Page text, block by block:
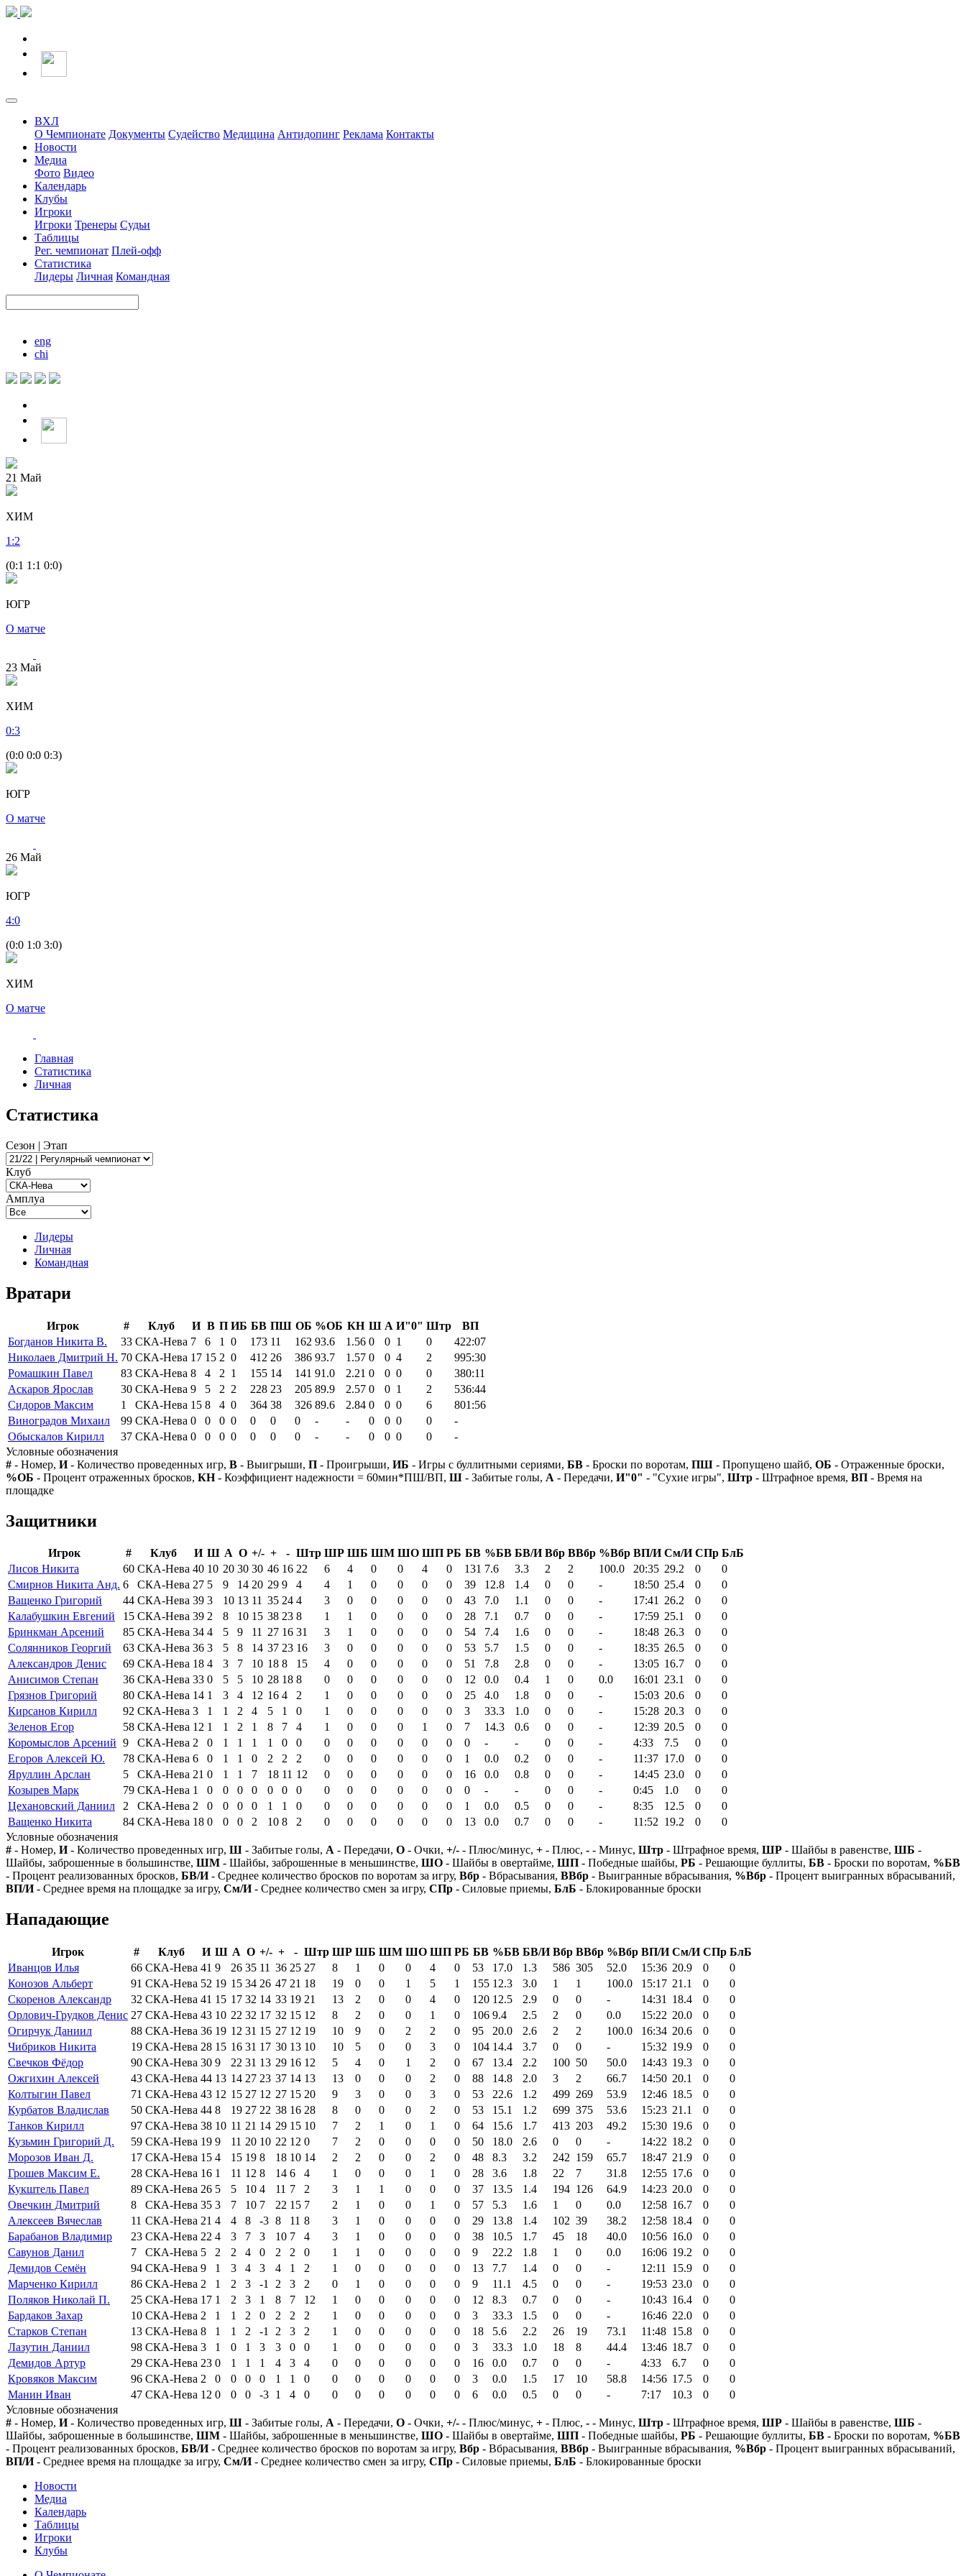
ВХЛ
О Чемпионате Документы Судейство Медицина Антидопинг Реклама Контакты
Новости
Медиа
Фото Видео
Календарь
Клубы
Игроки
Игроки Тренеры Судьи
Таблицы
Рег. чемпионат Плей-офф
Статистика
Лидеры Личная Командная
eng
chi
21 Май
ХИМ
1 :2
(0:1 1:1 0:0)
ЮГР
О матче
23 Май
ХИМ
0:3
(0:0 0:0 0:3)
ЮГР
О матче
26 Май
ЮГР
4:0
(0:0 1:0 3:0)
ХИМ
О матче
Главная
Статистика
Личная
Статистика
Сезон | Этап
Клуб
Амплуа
Лидеры
Личная
Командная
Вратари
Игрок # Клуб И В П ИБ БВ ПШ ОБ %ОБ КН Ш А И"0" Штр
ВП
Богданов Никита В.
33 СКА-Нева 7 6 1 0 173 11 162 93.6 1.56 0 0 1 0
422:07
Николаев Дмитрий Н. 70 СКА-Нева 17 15 2 0 412 26 386 93.7 1.57 0 0 4 2
995:30
Ромашкин Павел
83 СКА-Нева 8 4 2 1 155 14 141 91.0 2.21 0 0 0 0
380:11
Аскаров Ярослав
30 СКА-Нева 9 5 2 2 228 23 205 89.9 2.57 0 0 1 2
536:44
Сидоров Максим
1 СКА-Нева 15 8 4 0 364 38 326 89.6 2.84 0 0 0 6
801:56
Виноградов Михаил
99 СКА-Нева 0 0 0 0 0 0 0 - - 0 0 0 0
-
Обыскалов Кирилл
37 СКА-Нева 0 0 0 0 0 0 0 - - 0 0 0 0
-
Условные обозначения
# - Номер, И- Количество проведенных игр, В - Выигрыши, П - Проигрыши, ИБ - Игры с буллитными сериями, БВ - Броски по воротам, ПШ - Пропущено шайб, ОБ - Отраженные броски,
%ОБ - Процент отраженных бросков, КН- Коэффициент надежности = 60мин*ПШ/ВП, Ш - Забитые голы, А - Передачи, И"0" - "Сухие игры", Штр - Штрафное время, ВП - Время на
площадке
Защитники
Игрок # Клуб И Ш А О +/- + - Штр ШР ШБ ШМ ШО ШП РБ БВ %БВ БВ/И Вбр ВВбр %Вбр ВП/И См/И СПр БлБ
Лисов Никита
60 СКА-Нева 40 10 20 30 30 46 16 22 6 4 0 0 4 0 131 7.6 3.3 2 2 100.0 20:35 29.2 0
0
Смирнов Никита Анд. 6 СКА-Нева 27 5 9 14 20 29 9 4 4 1 0 0 0 0 39 12.8 1.4 0 0 - 18:50 25.4 0
0
Ващенко Григорий
44 СКА-Нева 39 3 10 13 11 35 24 4 3 0 0 0 0 0 43 7.0 1.1 0 0 - 17:41 26.2 0
0
Калабушкин Евгений
15 СКА-Нева 39 2 8 10 15 38 23 8 1 1 0 0 0 0 28 7.1 0.7 0 0 - 17:59 25.1 0
0
Бринкман Арсений
85 СКА-Нева 34 4 5 9 11 27 16 31 3 1 0 0 0 0 54 7.4 1.6 0 0 - 18:48 26.3 0
0
Солянников Георгий
63 СКА-Нева 36 3 5 8 14 37 23 16 3 0 0 0 0 0 53 5.7 1.5 0 0 - 18:35 26.5 0
0
Александров Денис
69 СКА-Нева 18 4 3 7 10 18 8 15 4 0 0 0 0 0 51 7.8 2.8 0 0 - 13:05 16.7 0
0
Анисимов Степан
36 СКА-Нева 33 0 5 5 10 28 18 8 0 0 0 0 0 0 12 0.0 0.4 1 0 0.0 16:01 23.1 0
0
Грязнов Григорий
80 СКА-Нева 14 1 3 4 12 16 4 2 1 0 0 0 0 0 25 4.0 1.8 0 0 - 15:03 20.6 0
0
Кирсанов Кирилл
92 СКА-Нева 3 1 1 2 4 5 1 0 1 0 0 0 0 0 3 33.3 1.0 0 0 - 15:28 20.3 0
0
Зеленов Егор
58 СКА-Нева 12 1 1 2 1 8 7 4 1 0 0 0 1 0 7 14.3 0.6 0 0 - 12:39 20.5 0
0
Коромыслов Арсений 9 СКА-Нева 2 0 1 1 1 1 0 0 0 0 0 0 0 0 0 - - 0 0 - 4:33 7.5 0
0
Егоров Алексей Ю.
78 СКА-Нева 6 0 1 1 0 2 2 2 0 0 0 0 0 0 1 0.0 0.2 0 0 - 11:37 17.0 0
0
Яруллин Арслан
5 СКА-Нева 21 0 1 1 7 18 11 12 0 0 0 0 0 0 16 0.0 0.8 0 0 - 14:45 23.0 0
0
Козырев Марк
79 СКА-Нева 1 0 0 0 0 0 0 0 0 0 0 0 0 0 0 - - 0 0 - 0:45 1.0 0
0
Цехановский Даниил
2 СКА-Нева 2 0 0 0 0 1 1 0 0 0 0 0 0 0 1 0.0 0.5 0 0 - 8:35 12.5 0
0
Ващенко Никита
84 СКА-Нева 18 0 0 0 2 10 8 2 0 0 0 0 0 0 13 0.0 0.7 0 0 - 11:52 19.2 0
0
Условные обозначения
# - Номер, И- Количество проведенных игр, Ш - Забитые голы, А - Передачи, О - Очки, +/- - Плюс/минус, + - Плюс, - - Минус, Штр - Штрафное время, ШР - Шайбы в равенстве, ШБ -
Шайбы, заброшенные в большинстве, ШМ - Шайбы, заброшенные в меньшинстве, ШО - Шайбы в овертайме, ШП - Победные шайбы, РБ - Решающие буллиты, БВ - Броски по воротам, %БВ
- Процент реализованных бросков, БВ/И- Среднее количество бросков по воротам за игру, Вбр - Вбрасывания, ВВбр - Выигранные вбрасывания, %Вбр - Процент выигранных вбрасываний,
ВП/И- Среднее время на площадке за игру, См/И- Среднее количество смен за игру, СПр - Силовые приемы, БлБ - Блокированные броски
Нападающие
Игрок # Клуб И Ш А О +/- + - Штр ШР ШБ ШМ ШО ШП РБ БВ %БВ БВ/И Вбр ВВбр %Вбр ВП/И См/И СПр БлБ
Иванцов Илья
66 СКА-Нева 41 9 26 35 11 36 25 27 8 1 0 0 4 0 53 17.0 1.3 586 305 52.0 15:36 20.9 0
0
Конозов Альберт
91 СКА-Нева 52 19 15 34 26 47 21 18 19 0 0 1 5 1 155 12.3 3.0 1 1 100.0 15:17 21.1 0
0
Скоренов Александр
32 СКА-Нева 41 15 17 32 14 33 19 21 13 2 0 0 4 0 120 12.5 2.9 0 0 - 14:31 18.4 0
0
Орлович-Грудков Денис 27 СКА-Нева 43 10 22 32 17 32 15 12 8 2 0 0 1 0 106 9.4 2.5 2 0 0.0 15:22 20.0 0
0
Огирчук Даниил
88 СКА-Нева 36 19 12 31 15 27 12 19 10 9 0 2 2 0 95 20.0 2.6 2 2 100.0 16:34 20.6 0
0
Чибриков Никита
19 СКА-Нева 28 15 16 31 17 30 13 10 10 5 0 0 3 0 104 14.4 3.7 0 0 - 15:32 19.9 0
0
Свечков Фёдор
90 СКА-Нева 30 9 22 31 13 29 16 12 5 4 0 1 2 0 67 13.4 2.2 100 50 50.0 14:43 19.3 0
0
Ожгихин Алексей
43 СКА-Нева 44 13 14 27 23 37 14 13 13 0 0 0 2 0 88 14.8 2.0 3 2 66.7 14:50 20.1 0
0
Колтыгин Павел
71 СКА-Нева 43 12 15 27 12 27 15 20 9 3 0 0 3 0 53 22.6 1.2 499 269 53.9 12:46 18.5 0
0
Курбатов Владислав
50 СКА-Нева 44 8 19 27 22 38 16 28 8 0 0 0 2 0 53 15.1 1.2 699 375 53.6 15:23 21.1 0
0
Танков Кирилл
97 СКА-Нева 38 10 11 21 14 29 15 10 7 2 1 0 1 0 64 15.6 1.7 413 203 49.2 15:30 19.6 0
0
Кузьмин Григорий Д.
59 СКА-Нева 19 9 11 20 10 22 12 0 7 2 0 0 0 0 50 18.0 2.6 0 0 - 14:22 18.2 0
0
Морозов Иван Д.
17 СКА-Нева 15 4 15 19 8 18 10 14 2 2 0 0 2 0 48 8.3 3.2 242 159 65.7 18:47 21.9 0
0
Грошев Максим Е.
28 СКА-Нева 16 1 11 12 8 14 6 4 1 0 0 0 1 0 28 3.6 1.8 22 7 31.8 12:55 17.6 0
0
Кукштель Павел
89 СКА-Нева 26 5 5 10 4 11 7 2 3 1 1 0 0 0 37 13.5 1.4 194 126 64.9 14:23 20.0 0
0
Овечкин Дмитрий
8 СКА-Нева 35 3 7 10 7 22 15 7 2 1 0 0 1 0 57 5.3 1.6 1 0 0.0 12:58 16.7 0
0
Алексеев Вячеслав
11 СКА-Нева 21 4 4 8 -3 8 11 8 3 1 0 0 0 0 29 13.8 1.4 102 39 38.2 12:58 18.4 0
0
Барабанов Владимир
23 СКА-Нева 22 4 3 7 3 10 7 4 3 1 0 0 0 0 38 10.5 1.7 45 18 40.0 10:56 16.0 0
0
Савунов Данил
7 СКА-Нева 5 2 2 4 0 2 2 0 1 1 0 0 0 0 9 22.2 1.8 1 0 0.0 16:06 19.2 0
0
Демидов Семён
94 СКА-Нева 9 1 3 4 3 4 1 2 1 0 0 0 0 0 13 7.7 1.4 0 0 - 12:11 15.9 0
0
Марченко Кирилл
86 СКА-Нева 2 1 2 3 -1 2 3 2 0 1 0 0 0 0 9 11.1 4.5 0 0 - 19:53 23.0 0
0
Поляков Николай П.
25 СКА-Нева 17 1 2 3 1 8 7 12 1 0 0 0 0 0 12 8.3 0.7 0 0 - 10:43 16.4 0
0
Бардаков Захар
10 СКА-Нева 2 1 1 2 0 2 2 2 1 0 0 0 0 0 3 33.3 1.5 0 0 - 16:46 22.0 0
0
Старков Степан
13 СКА-Нева 8 1 1 2 -1 2 3 2 1 0 0 0 0 0 18 5.6 2.2 26 19 73.1 11:48 15.8 0
0
Лазутин Даниил
98 СКА-Нева 3 1 0 1 3 3 0 0 1 0 0 0 0 0 3 33.3 1.0 18 8 44.4 13:46 18.7 0
0
Демидов Артур
29 СКА-Нева 23 0 1 1 1 4 3 4 0 0 0 0 0 0 16 0.0 0.7 0 0 - 4:33 6.7 0
0
Кровяков Максим
96 СКА-Нева 2 0 0 0 0 1 1 0 0 0 0 0 0 0 3 0.0 1.5 17 10 58.8 14:56 17.5 0
0
Манин Иван
47 СКА-Нева 12 0 0 0 -3 1 4 0 0 0 0 0 0 0 6 0.0 0.5 0 0 - 7:17 10.3 0
0
Условные обозначения
# - Номер, И- Количество проведенных игр, Ш - Забитые голы, А - Передачи, О - Очки, +/- - Плюс/минус, + - Плюс, - - Минус, Штр - Штрафное время, ШР - Шайбы в равенстве, ШБ -
Шайбы, заброшенные в большинстве, ШМ - Шайбы, заброшенные в меньшинстве, ШО - Шайбы в овертайме, ШП - Победные шайбы, РБ - Решающие буллиты, БВ - Броски по воротам, %БВ
- Процент реализованных бросков, БВ/И- Среднее количество бросков по воротам за игру, Вбр - Вбрасывания, ВВбр - Выигранные вбрасывания, %Вбр - Процент выигранных вбрасываний,
ВП/И- Среднее время на площадке за игру, См/И- Среднее количество смен за игру, СПр - Силовые приемы, БлБ - Блокированные броски
Новости
Медиа
Календарь
Таблицы
Игроки
Клубы